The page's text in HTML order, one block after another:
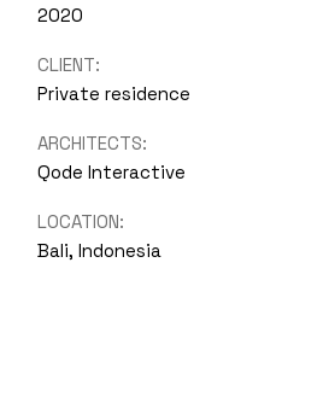
2020
CLIENT:
Private residence
ARCHITECTS:
Qode Interactive
LOCATION:
Bali, Indonesia